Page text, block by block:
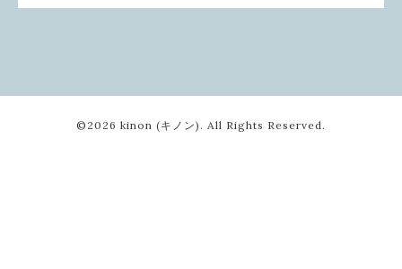
©2026 kinon (キノン) . All Rights Reserved.